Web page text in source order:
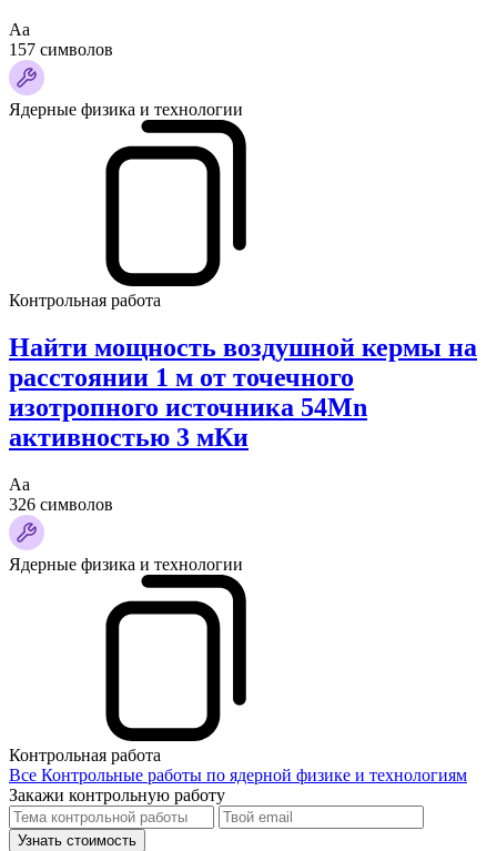
Аа
157 символов
Ядерные физика и технологии
Контрольная работа
Найти мощность воздушной кермы на
расстоянии 1 м от точечного
изотропного источника 54Mn
активностью 3 мКи
Аа
326 символов
Ядерные физика и технологии
Контрольная работа
Все Контрольные работы по ядерной физике и технологиям
Закажи контрольную работу
Узнать стоимость